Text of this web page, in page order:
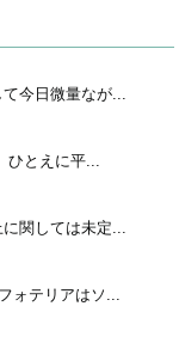
今日微量なが...
ひとえに平...
関しては未定...
ォテリアはソ...